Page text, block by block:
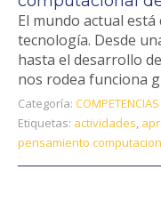
El mundo actual
tecnología. Desde
hasta el desarrollo
nos rodea funciona
Categoría: COMPETENCIAS
Etiquetas: actividades,
pensamiento